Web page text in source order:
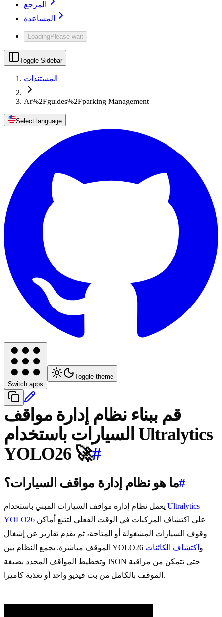
المرجع
المساعدة
LoadingPlease wait
Toggle Sidebar
المستندات
Ar%2Fguides%2Fparking Management
Select language
Switch apps
Toggle theme
قم ببناء نظام إدارة مواقف
السيارات باستخدام Ultralytics
YOLO26 🚀#
ما هو نظام إدارة مواقف السيارات؟#
Ultralytics
YOLO26
وقوف السيارات المشغولة أو المتاحة، ثم يقدم تقارير عن إشغال
الموقف مباشرة. يجمع النظام بين YOLO26 و اكتشاف الكائنات
وتخطيط المواقف المحدد بصيغة JSON حتى تتمكن من مراقبة
الموقف بالكامل من بث فيديو واحد أو تغذية كاميرا.